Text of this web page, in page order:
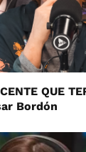
QUE
Bordón